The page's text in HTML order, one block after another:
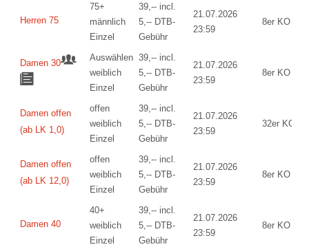
Herren 75
75+
männlich
Einzel
39,-- incl.
5,-- DTB-
Gebühr
21.07.2026
23:59
8er KO
Damen 30
Auswählen
weiblich
Einzel
39,-- incl.
5,-- DTB-
Gebühr
21.07.2026
23:59
8er KO
Damen offen
(ab LK 1,0)
offen
weiblich
Einzel
39,-- incl.
5,-- DTB-
Gebühr
21.07.2026
23:59
32er KO
Damen offen
(ab LK 12,0)
offen
weiblich
Einzel
39,-- incl.
5,-- DTB-
Gebühr
21.07.2026
23:59
8er KO
Damen 40
40+
weiblich
Einzel
39,-- incl.
5,-- DTB-
Gebühr
21.07.2026
23:59
8er KO